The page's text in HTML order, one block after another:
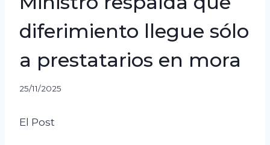
diferimiento llegue sólo
a prestatarios en mora
25/11/2025
El Post